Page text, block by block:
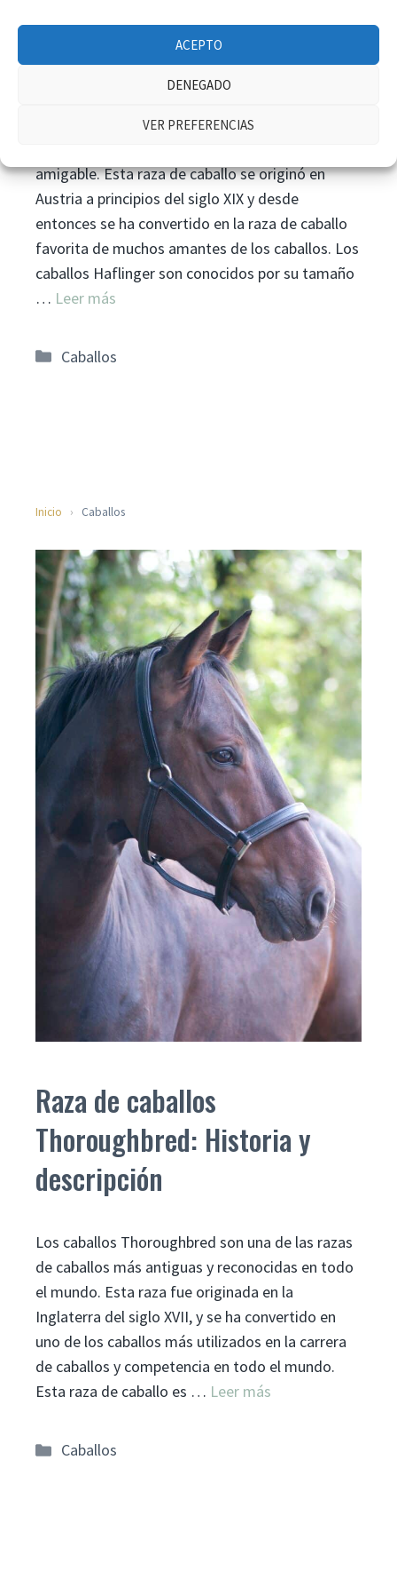
ACEPTO
DENEGADO
VER PREFERENCIAS
Características de los
Caballos Haflinger
Los caballos Haflinger son una raza de caballos
amigable. Esta raza de caballo se originó en
Austria a principios del siglo XIX y desde
entonces se ha convertido en la raza de caballo
favorita de muchos amantes de los caballos. Los
caballos Haflinger son conocidos por su tamaño
… Leer más
Categorías
Caballos
Inicio › Caballos
Raza de caballos
Thoroughbred: Historia y
descripción
Los caballos Thoroughbred son una de las razas
de caballos más antiguas y reconocidas en todo
el mundo. Esta raza fue originada en la
Inglaterra del siglo XVII, y se ha convertido en
uno de los caballos más utilizados en la carrera
de caballos y competencia en todo el mundo.
Esta raza de caballo es … Leer más
Categorías
Caballos